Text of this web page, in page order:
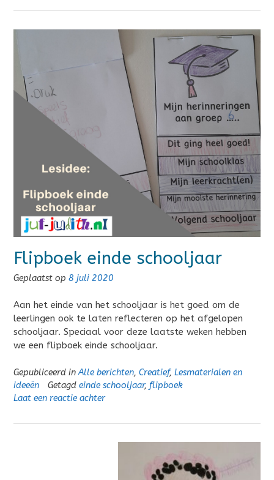
Flipboek einde schooljaar
Geplaatst op 8 juli 2020
Aan het einde van het schooljaar is het goed om de
leerlingen ook te laten reflecteren op het afgelopen
schooljaar. Speciaal voor deze laatste weken hebben
we een flipboek einde schooljaar.
Gepubliceerd inAlle berichten, Creatief, Lesmaterialen en
ideeën
Getagd einde schooljaar, flipboek
Laat een reactie achter